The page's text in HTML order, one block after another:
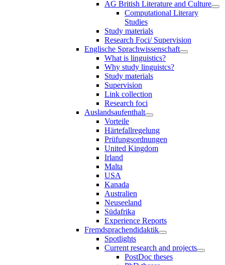
AG British Literature and Culture
Computational Literary
Studies
Study materials
Research Foci/ Supervision
Englische Sprachwissenschaft
What is linguistics?
Why study linguistcs?
Study materials
Supervision
Link collection
Research foci
Auslandsaufenthalt
Vorteile
Härtefallregelung
Prüfungsordnungen
United Kingdom
Irland
Malta
USA
Kanada
Australien
Neuseeland
Südafrika
Experience Reports
Fremdsprachendidaktik
Spotlights
Current research and projects
PostDoc theses